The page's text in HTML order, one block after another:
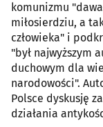
komunizmu
miłosierdziu, a
człowieka" i
"był najwyższym
duchowym dla
narodowości".
Polsce dyskusję
działania